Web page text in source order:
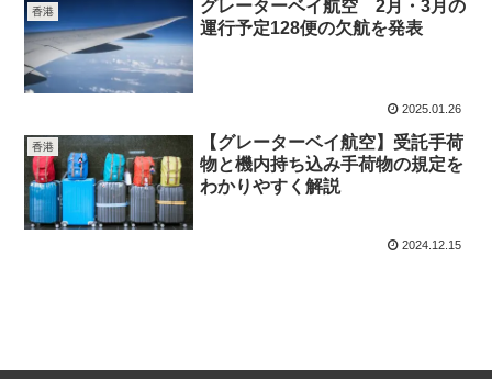
香港
グレーターベイ航空 2月・3月の
運行予定128便の欠航を発表
2025.01.26
香港
【グレーターベイ航空】受託手荷
物と機内持ち込み手荷物の規定を
わかりやすく解説
2024.12.15